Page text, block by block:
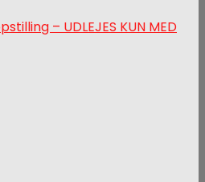
– UDLEJES KUN MED